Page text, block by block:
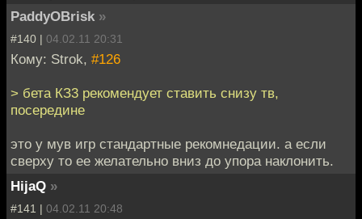
PaddyOBrisk »
#140 | 04.02.11 20:31
Кому: Strok, #126
> бета КЗ3 рекомендует ставить снизу тв,
посередине
это у мув игр стандартные рекомнедации. а если
сверху то ее желательно вниз до упора наклонить.
HijaQ »
#141 | 04.02.11 20:48